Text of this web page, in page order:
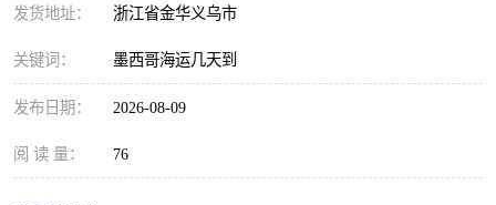
发货地址： 浙江省金华义乌市
关键词： 墨西哥海运几天到
发布日期： 2026-08-09
阅 读 量： 76